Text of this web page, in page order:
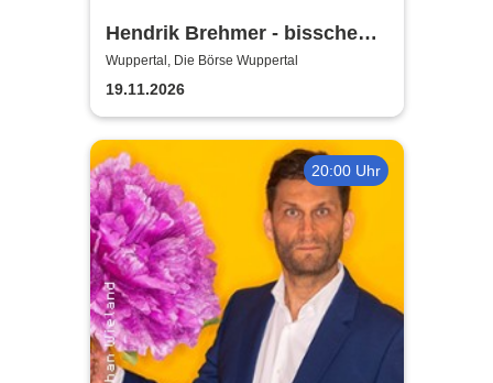
Hendrik Brehmer - bisschen
reingesteigert
Wuppertal, Die Börse Wuppertal
19.11.2026
20:00 Uhr